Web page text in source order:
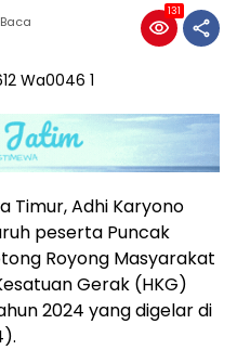
131
Timur, Adhi Karyono
peserta Puncak
Royong Masyarakat
Gerak (HKG)
2024 yang digelar di